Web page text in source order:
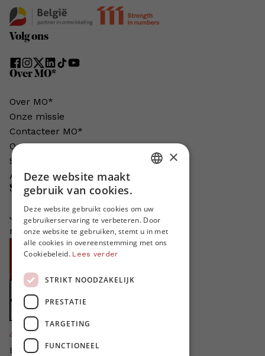
Volg ons
Over MO*
Over MO*
Onze missie
Contacteer MO*
Onze auteurs
Schrijven voor MO*?
Adverteren in MO*
Steun MO*
Je helpt ons groeien. MO* bestaat
niet zonder jouw steun!
Doe een gift
Zet MO* in uw testament
4424
Bedankt voor jullie steun!
ENGLISH
×
Deze website maakt
gebruik van cookies.
Deze website gebruikt cookies om uw
gebruikerservaring te verbeteren. Door
onze website te gebruiken, stemt u in met
alle cookies in overeenstemming met ons
Cookiebeleid. Lees verder
STRIKT NOODZAKELIJK
PRESTATIE
TARGETING
FUNCTIONEEL